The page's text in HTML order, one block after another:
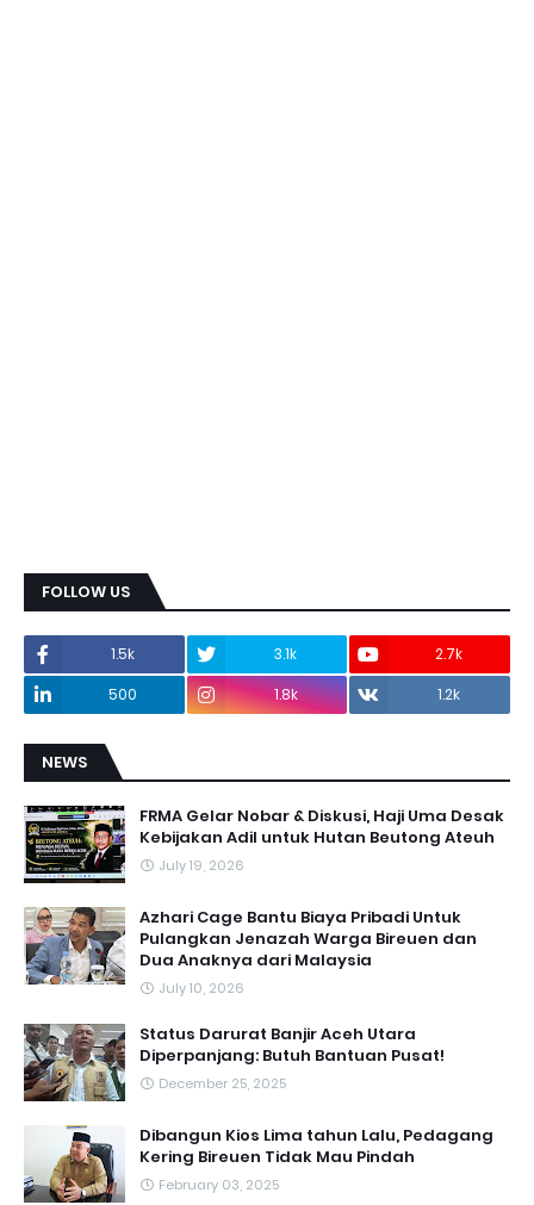
FOLLOW US
1.5k 3.1k
2.7k
500
1.8k 1.2k
NEWS
FRMA Gelar Nobar & Diskusi, Haji Uma Desak
Kebijakan Adil untuk Hutan Beutong Ateuh
July 19, 2026
Azhari Cage Bantu Biaya Pribadi Untuk
Pulangkan Jenazah Warga Bireuen dan
Dua Anaknya dari Malaysia
July 10, 2026
Status Darurat Banjir Aceh Utara
Diperpanjang: Butuh Bantuan Pusat!
December 25, 2025
Dibangun Kios Lima tahun Lalu, Pedagang
Kering Bireuen Tidak Mau Pindah
February 03, 2025